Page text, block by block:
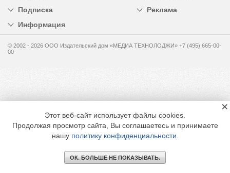
Подписка
Реклама
Информация
© 2002 - 2026 OOO Издательский дом «МЕДИА ТЕХНОЛОДЖИ» +7 (495) 665-00-
00
Этот веб-сайт использует файлы cookies.
Продолжая просмотр сайта, Вы соглашаетесь и принимаете
нашу политику конфиденциальности
ОК. БОЛЬШЕ НЕ ПОКАЗЫВАТЬ.
×